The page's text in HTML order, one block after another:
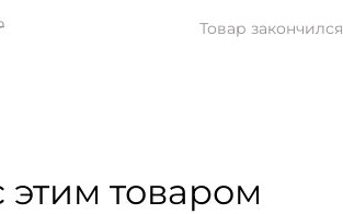
Товар закончился
этим товаром